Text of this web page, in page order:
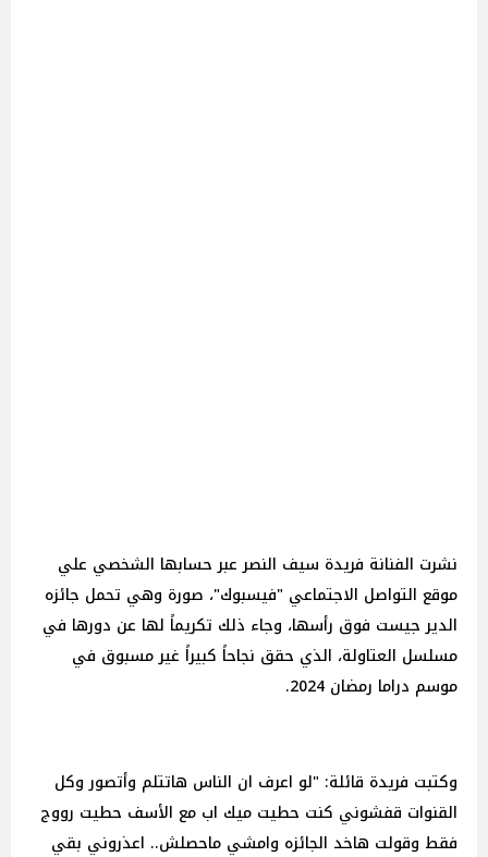
نشرت الفنانة فريدة سيف النصر عبر حسابها الشخصي علي
موقع التواصل الاجتماعي "فيسبوك"، صورة وهي تحمل جائزه
الدير جيست فوق رأسها، وجاء ذلك تكريماً لها عن دورها في
مسلسل العتاولة، الذي حقق نجاحاً كبيراً غير مسبوق في
موسم دراما رمضان 2024.
وكتبت فريدة قائلة: "لو اعرف ان الناس هاتتلم وأتصور وكل
القنوات قفشوني كنت حطيت ميك اب مع الأسف حطيت رووج
فقط وقولت هاخد الجائزه وامشي ماحصلش.. اعذروني بقي